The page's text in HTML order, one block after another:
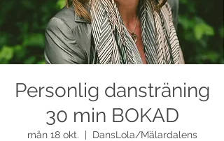
Personlig dansträning
30 min BOKAD
mån 18 okt.
DansLola/Mälardalens